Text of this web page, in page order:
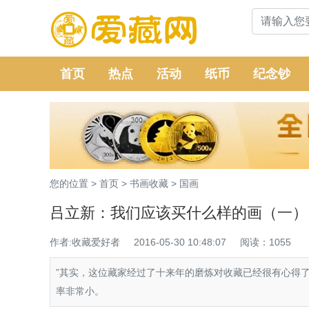
首页 热点 活动 纸币 纪念钞
您的位置 > 首页 > 书画收藏 > 国画
吕立新：我们应该买什么样的画（一）
作者:收藏爱好者 2016-05-30 10:48:07 阅读：1055
”其实，这位藏家经过了十来年的磨炼对收藏已经很有心
率非常小。